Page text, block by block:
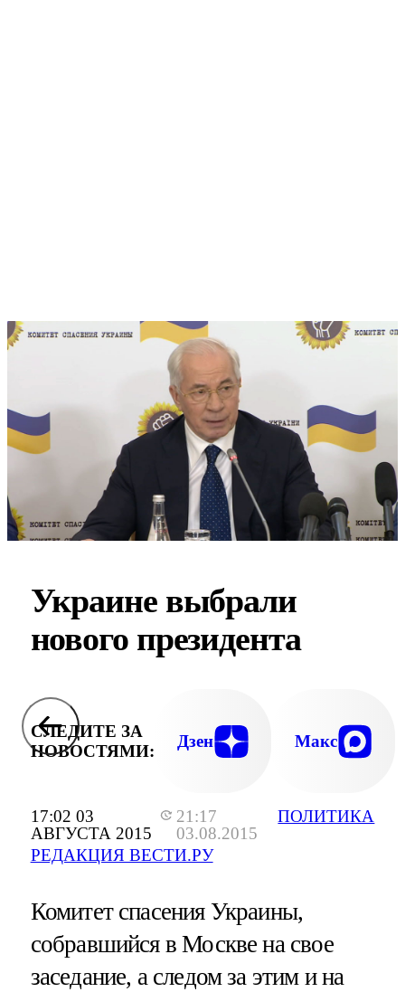
17:02 03
АВГУСТА 2015
21:17
03.08.2015
РЕДАКЦИЯ ВЕСТИ.РУ
ПОЛИТИКА
Украине выбрали
нового президента
СЛЕДИТЕ ЗА
НОВОСТЯМИ:
Дзен Макс
Комитет спасения Украины,
собравшийся в Москве на свое
заседание, а следом за этим и на